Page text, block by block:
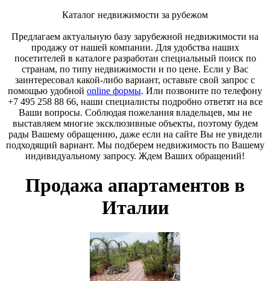
Каталог недвижимости за рубежом
Предлагаем актуальную базу зарубежной недвижимости на
продажу от нашей компании. Для удобства наших
посетителей в каталоге разработан специальный поиск по
странам, по типу недвижимости и по цене. Если у Вас
заинтересовал какой-либо вариант, оставьте свой запрос с
помощью удобной online формы. Или позвоните по телефону
+7 495 258 88 66, наши специалисты подробно ответят на все
Ваши вопросы. Соблюдая пожелания владельцев, мы не
выставляем многие эксклюзивные объекты, поэтому будем
рады Вашему обращению, даже если на сайте Вы не увидели
подходящий вариант. Мы подберем недвижимость по Вашему
индивидуальному запросу. Ждем Ваших обращений!
Продажа апартаментов в
Италии